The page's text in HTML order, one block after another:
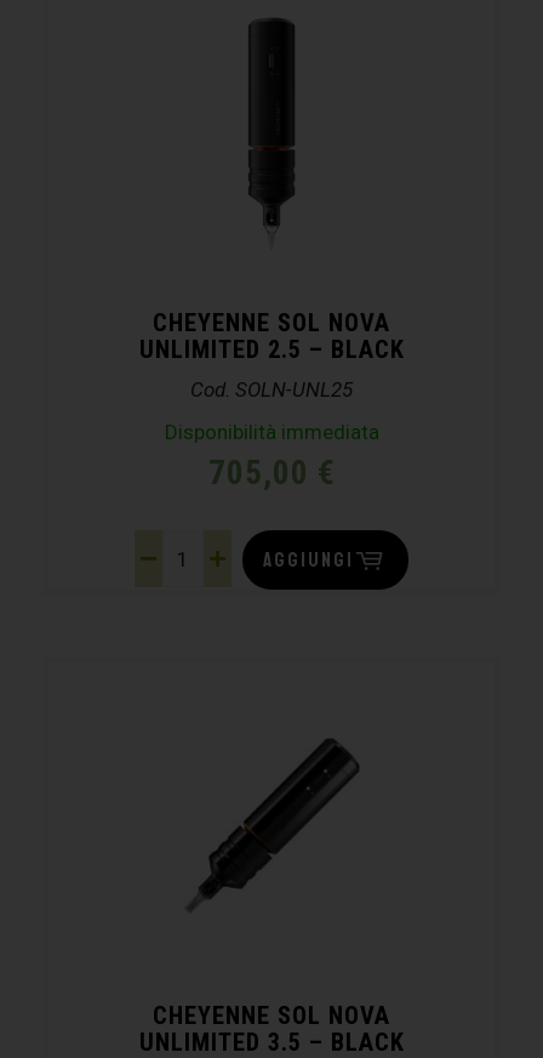
CHEYENNE SOL NOVA
UNLIMITED 2.5 – BLACK
Cod. SOLN-UNL25
Disponibilità immediata
705,00 €
AGGIUNGI
CHEYENNE SOL NOVA
UNLIMITED 3.5 – BLACK